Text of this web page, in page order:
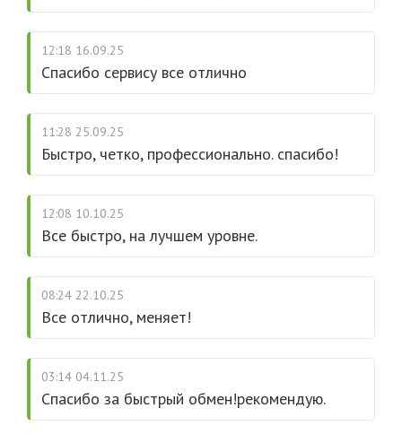
12:18 16.09.25
Спасибо сервису все отлично
11:28 25.09.25
Быстро, четко, профессионально. спасибо!
12:08 10.10.25
Все быстро, на лучшем уровне.
08:24 22.10.25
Все отлично, меняет!
03:14 04.11.25
Спасибо за быстрый обмен!рекомендую.